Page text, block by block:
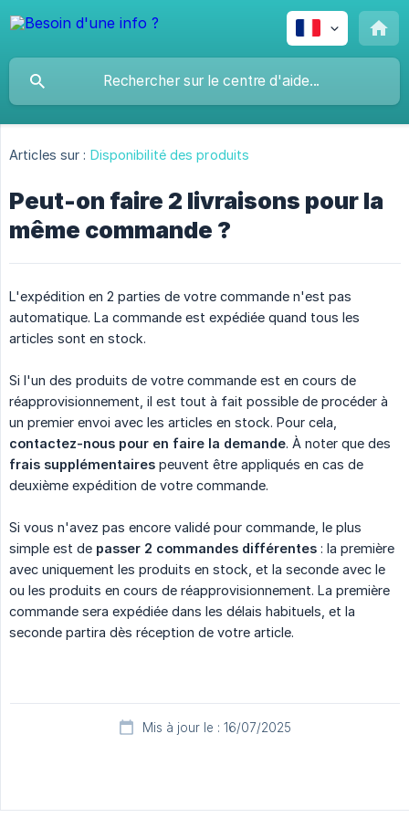
Articles sur : Disponibilité des produits
Peut-on faire 2 livraisons pour la
même commande ?
L'expédition en 2 parties de votre commande n'est pas
automatique. La commande est expédiée quand tous les
articles sont en stock.
Si l'un des produits de votre commande est en cours de
réapprovisionnement, il est tout à fait possible de procéder à
un premier envoi avec les articles en stock. Pour cela,
contactez-nous pour en faire la demande. À noter que des
frais supplémentaires peuvent être appliqués en cas de
deuxième expédition de votre commande.
Si vous n'avez pas encore validé pour commande, le plus
simple est de passer 2 commandes différentes : la première
avec uniquement les produits en stock, et la seconde avec le
ou les produits en cours de réapprovisionnement. La première
commande sera expédiée dans les délais habituels, et la
seconde partira dès réception de votre article.
Mis à jour le : 16/07/2025